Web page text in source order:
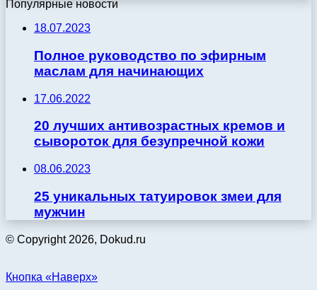
Популярные новости
18.07.2023
Полное руководство по эфирным
маслам для начинающих
17.06.2022
20 лучших антивозрастных кремов и
сывороток для безупречной кожи
08.06.2023
25 уникальных татуировок змеи для
мужчин
© Copyright 2026, Dokud.ru
Кнопка «Наверх»